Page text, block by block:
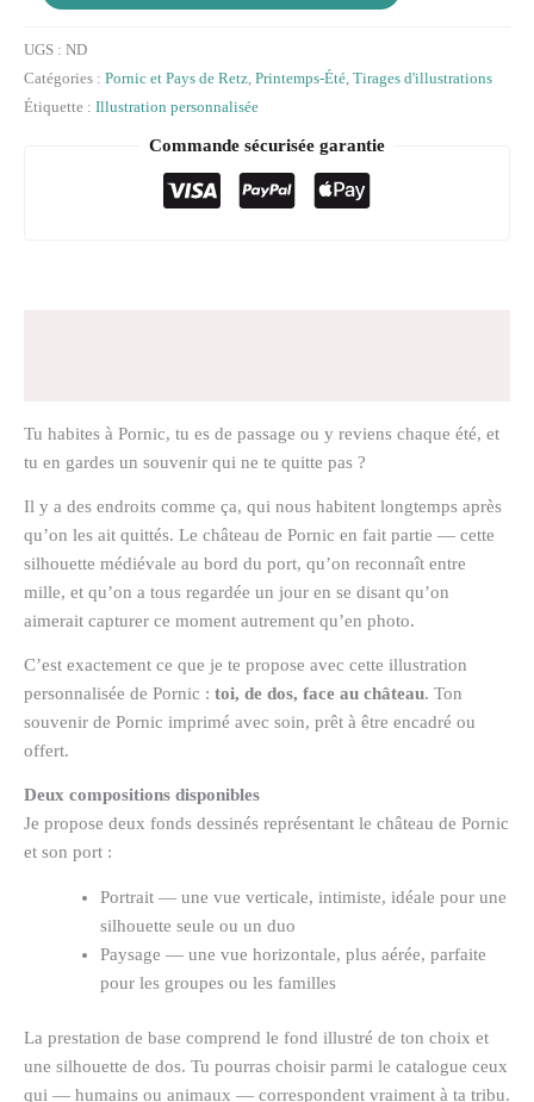
UGS : ND
Catégories : Pornic et Pays de Retz Printemps-Été Tirages d'illustrations
Étiquette : Illustration personnalisée
Commande sécurisée garantie
Tu habites à Pornic, tu es de passage ou y reviens chaque été, et
tu en gardes un souvenir qui ne te quitte pas ?
Il y a des endroits comme ça, qui nous habitent longtemps après
qu’on les ait quittés. Le château de Pornic en fait partie — cette
silhouette médiévale au bord du port, qu’on reconnaît entre
mille, et qu’on a tous regardée un jour en se disant qu’on
aimerait capturer ce moment autrement qu’en photo.
C’est exactement ce que je te propose avec cette illustration
personnalisée de Pornic : toi, de dos, face au château. Ton
souvenir de Pornic imprimé avec soin, prêt à être encadré ou
offert.
Deux compositions disponibles
Je propose deux fonds dessinés représentant le château de Pornic
et son port :
Portrait — une vue verticale, intimiste, idéale pour une
silhouette seule ou un duo
Paysage — une vue horizontale, plus aérée, parfaite
pour les groupes ou les familles
La prestation de base comprend le fond illustré de ton choix et
une silhouette de dos. Tu pourras choisir parmi le catalogue ceux
qui — humains ou animaux — correspondent vraiment à ta tribu.